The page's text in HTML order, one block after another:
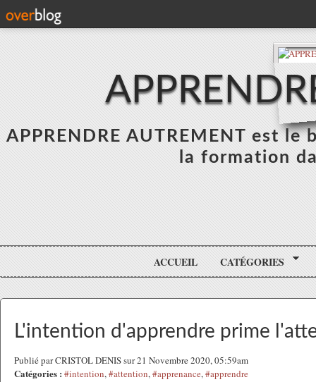
APPRENDRE AUTREMENT est
la formation
ACCUEIL CATÉGORIES
L'intention d'apprendre prime
Publié par CRISTOL DENIS sur 21 Novembre 2020, 05:59am
Catégories : #intention,#attention,#apprenance,#apprendre